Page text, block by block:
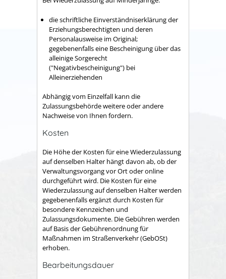
die schriftliche Einverständniserklärung der
Erziehungsberechtigten und deren
Personalausweise im Original;
gegebenenfalls eine Bescheinigung über das
alleinige Sorgerecht
("Negativbescheinigung") bei
Alleinerziehenden
Abhängig vom Einzelfall kann die
Zulassungsbehörde weitere oder andere
Nachweise von Ihnen fordern.
Kosten
Die Höhe der Kosten für eine Wiederzulassung
auf denselben Halter hängt davon ab, ob der
Verwaltungsvorgang vor Ort oder online
durchgeführt wird. Die Kosten für eine
Wiederzulassung auf denselben Halter werden
gegebenenfalls ergänzt durch Kosten für
besondere Kennzeichen und
Zulassungsdokumente. Die Gebühren werden
auf Basis der Gebührenordnung für
Maßnahmen im Straßenverkehr (GebOSt)
erhoben.
Bearbeitungsdauer